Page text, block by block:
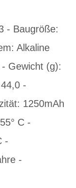
- Baugröße:
Alkaline
Gewicht (g):
-
1250mAh
C -
-
-